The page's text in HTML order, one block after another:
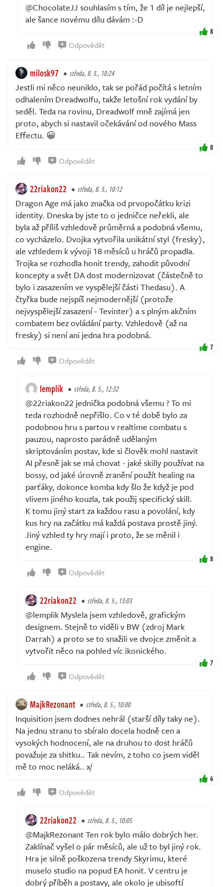
@ChocolateJJ souhlasím s tím, že 1 díl je nejlepší,
ale šance novému dílu dávám :-D
8
Odpovědět
milosk97 středa, 8. 5., 10:24
Jestli mi něco neuniklo, tak se pořád počítá s letním
odhalením Dreadwolfu, takže letošní rok vydání by
seděl. Teda na rovinu, Dreadwolf mně zajímá jen
proto, abych si nastavil očekávání od nového Mass
Effectu. 😀
8
Odpovědět
22riakon22 středa, 8. 5., 10:12
Dragon Age má jako značka od prvopočátku krizi
identity. Dneska by jste to o jedničce neřekli, ale
byla až příliš vzhledově průměrná a podobná všemu,
co vycházelo. Dvojka vytvořila unikátní styl (fresky),
ale vzhledem k vývoji 18 měsíců u hráčů propadla.
Trojka se rozhodla honit trendy, zahodit původní
koncepty a svět DA dost modernizovat (částečně to
bylo i zasazením ve vyspělejší části Thedasu). A
čtyřka bude nejspíš nejmodernější (protože
nejvyspělejší zasazení - Tevinter) a s plným akčním
combatem bez ovládání party. Vzhledově (až na
fresky) si není ani jedna hra podobná.
7
Odpovědět
lemplik středa, 8. 5., 12:32
@22riakon22 jednička podobná všemu ? To mi
teda rozhodně nepřišlo. Co v té době bylo za
podobnou hru s partou v realtime combatu s
pauzou, naprosto parádně udělaným
skriptováním postav, kde si člověk mohl nastavit
AI přesně jak se má chovat - jaké skilly používat na
bossy, od jaké úrovně zranění použít healing na
parťáky, dokonce komba kdy šlo že když je pod
vlivem jiného kouzla, tak použij specifický skill.
K tomu jiný start za každou rasu a povolání, kdy
kus hry na začátku má každá postava prostě jiný.
Jiný vzhled ty hry mají i proto, že se měnil i
engine.
8
Odpovědět
22riakon22 středa, 8. 5., 13:03
@lemplik Myslela jsem vzhledově, grafickým
designem. Stejně to viděli v BW (zdroj Mark
Darrah) a proto se to snažili ve dvojce změnit a
vytvořit něco na pohled víc ikonického.
7
Odpovědět
MajkRezonant středa, 8. 5., 10:00
Inquisition jsem dodnes nehrál (starší díly taky ne).
Na jednu stranu to sbíralo docela hodně cen a
vysokých hodnocení, ale na druhou to dost hráčů
považuje za shitku.. Tak nevím, z toho co jsem viděl
mě to moc neláká.. x/
6
Odpovědět
22riakon22 středa, 8. 5., 10:05
@MajkRezonant Ten rok bylo málo dobrých her.
Zaklínač vyšel o pár měsíců, ale už to byl jiný rok.
Hra je silně poškozena trendy Skyrimu, které
muselo studio na popud EA honit. V centru je
dobrý příběh a postavy, ale okolo je ubisoftí